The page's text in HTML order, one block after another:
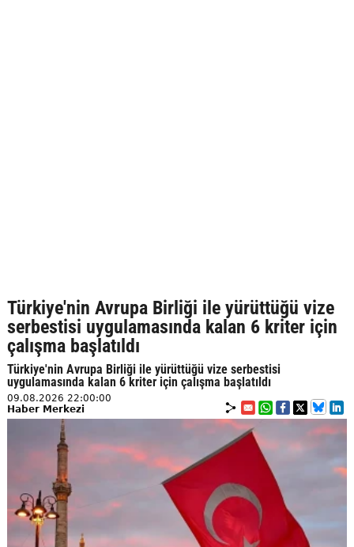
Türkiye'nin Avrupa Birliği ile yürüttüğü vize
serbestisi uygulamasında kalan 6 kriter için
çalışma başlatıldı
Türkiye'nin Avrupa Birliği ile yürüttüğü vize serbestisi
uygulamasında kalan 6 kriter için çalışma başlatıldı
09.08.2026 22:00:00
Haber Merkezi